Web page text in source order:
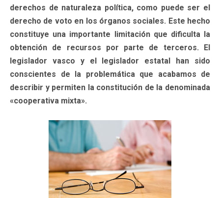
derechos de naturaleza política, como puede ser el
derecho de voto en los órganos sociales. Este hecho
constituye una importante limitación que dificulta la
obtención de recursos por parte de terceros. El
legislador vasco y el legislador estatal han sido
conscientes de la problemática que acabamos de
describir y permiten la constitución de la denominada
«cooperativa mixta».